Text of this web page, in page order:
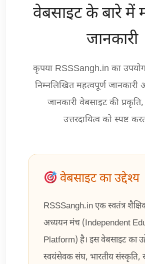
वेबसाइट के बारे में
जानकारी
कृपया RSSSangh.in का
निम्नलिखित महत्वपूर्ण
जानकारी वेबसाइट की प्रकृति,
उत्तरदायित्व को स्पष्ट
वेबसाइट का उद्देश्य
RSSSangh.in एक स्वतंत्र
अध्ययन मंच (Independent
Platform) है। इस वेबसाइट का
स्वयंसेवक संघ, भारतीय संस्कृति,